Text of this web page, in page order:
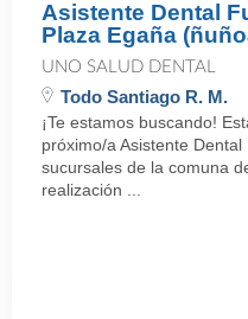
Asistente Dental
Plaza Egaña
UNO SALUD DENTAL
Todo Santiago R. M.
¡Te estamos buscando!
próximo/a Asistente
sucursales de la comuna
realización ...